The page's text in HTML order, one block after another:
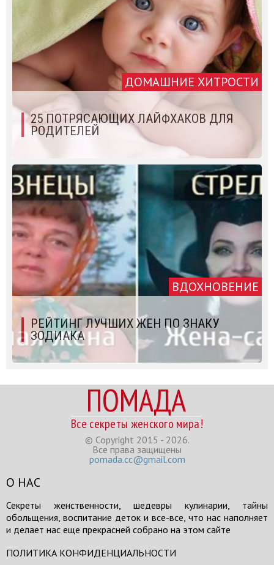
ДОМАШНИЕ ХИТРОСТИ
25 ПОТРЯСАЮЩИХ ЛАЙФХАКОВ ДЛЯ
РОДИТЕЛЕЙ
ВДОХНОВЕНИЕ
РЕЙТИНГ ЛУЧШИХ ЖЕН ПО ЗНАКУ
ЗОДИАКА
ПОМАДА
Все секреты женского мира!
© Copyright 2015 - 2026.
Все права защищены
pomada.cc@gmail.com
О НАС
Секреты женственности, шедевры кулинарии, тайны
обольщения, воспитание деток и все-все, что нас наполняет
и делает нас еще прекрасней собрано на этом сайте
ПОЛИТИКА КОНФИДЕНЦИАЛЬНОСТИ